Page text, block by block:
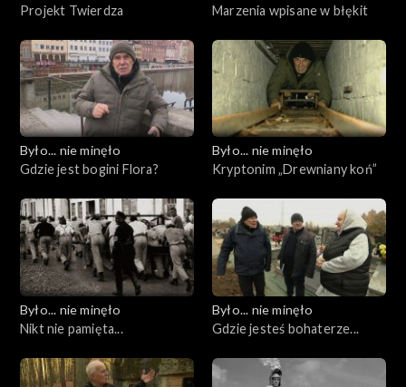
Projekt Twierdza
Marzenia wpisane w błękit
Było... nie minęło
Gdzie jest bogini Flora?
Było... nie minęło
Kryptonim „Drewniany koń”
Było... nie minęło
Nikt nie pamięta...
Było... nie minęło
Gdzie jesteś bohaterze...